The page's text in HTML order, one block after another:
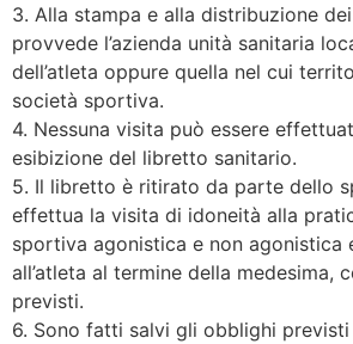
3. Alla stampa e alla distribuzione
provvede l’azienda unità sanitaria
dell’atleta oppure quella nel cui
società sportiva.
4. Nessuna visita può essere
esibizione del libretto sanitario.
5. Il libretto è ritirato da parte dello
effettua la visita di idoneità alla
sportiva agonistica e non agonistica
all’atleta al termine della medesima,
previsti.
6. Sono fatti salvi gli obblighi previsti